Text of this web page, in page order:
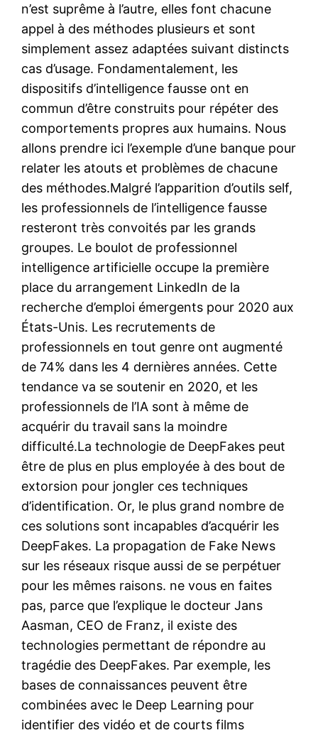
n’est suprême à l’autre, elles font chacune
appel à des méthodes plusieurs et sont
simplement assez adaptées suivant distincts
cas d’usage. Fondamentalement, les
dispositifs d’intelligence fausse ont en
commun d’être construits pour répéter des
comportements propres aux humains. Nous
allons prendre ici l’exemple d’une banque pour
relater les atouts et problèmes de chacune
des méthodes.Malgré l’apparition d’outils self,
les professionnels de l’intelligence fausse
resteront très convoités par les grands
groupes. Le boulot de professionnel
intelligence artificielle occupe la première
place du arrangement LinkedIn de la
recherche d’emploi émergents pour 2020 aux
États-Unis. Les recrutements de
professionnels en tout genre ont augmenté
de 74% dans les 4 dernières années. Cette
tendance va se soutenir en 2020, et les
professionnels de l’IA sont à même de
acquérir du travail sans la moindre
difficulté.La technologie de DeepFakes peut
être de plus en plus employée à des bout de
extorsion pour jongler ces techniques
d’identification. Or, le plus grand nombre de
ces solutions sont incapables d’acquérir les
DeepFakes. La propagation de Fake News
sur les réseaux risque aussi de se perpétuer
pour les mêmes raisons. ne vous en faites
pas, parce que l’explique le docteur Jans
Aasman, CEO de Franz, il existe des
technologies permettant de répondre au
tragédie des DeepFakes. Par exemple, les
bases de connaissances peuvent être
combinées avec le Deep Learning pour
identifier des vidéo et de courts films